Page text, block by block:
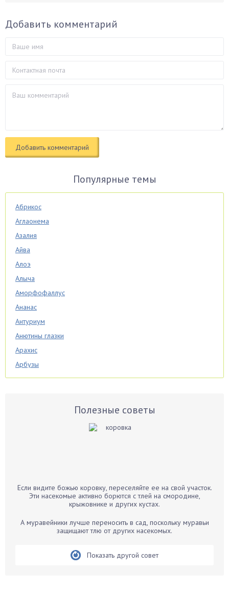
Добавить комментарий
Популярные темы
Абрикос
Аглаонема
Азалия
Айва
Алоэ
Алыча
Аморфофаллус
Ананас
Антуриум
Анютины глазки
Арахис
Арбузы
Аспарагус
Бархатцы
Белые грибы
Полезные советы
Если видите божью коровку, переселяйте ее на свой участок.
Эти насекомые активно борются с тлей на смородине,
крыжовнике и других кустах.
А муравейники лучше переносить в сад, поскольку муравьи
защищают тлю от других насекомых.
Показать другой совет